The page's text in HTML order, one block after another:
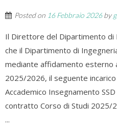
Posted on 16 Febbraio 2026by
Il Direttore del Dipartimento di
che il Dipartimento di
mediante affidamento esterno
2025/2026, il seguente
Accademico Insegnamento
contratto Corso di Studi 2025/
...